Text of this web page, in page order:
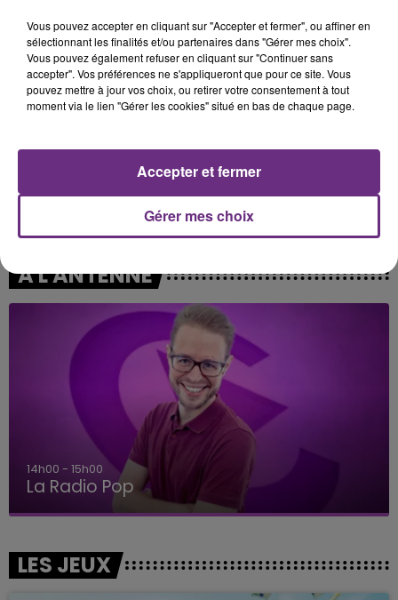
JEREMY FREROT ALEX WARREN
Fever Dream
A L'ANTENNE
14h00 - 15h00
La Radio Pop
LES JEUX
Vous pouvez accepter en cliquant sur "Accepter et fermer", ou affiner en
sélectionnant les finalités et/ou partenaires dans "Gérer mes choix".
Vous pouvez également refuser en cliquant sur "Continuer sans
accepter". Vos préférences ne s'appliqueront que pour ce site. Vous
pouvez mettre à jour vos choix, ou retirer votre consentement à tout
moment via le lien "Gérer les cookies" situé en bas de chaque page.
Gérer mes choix
Accepter et fermer